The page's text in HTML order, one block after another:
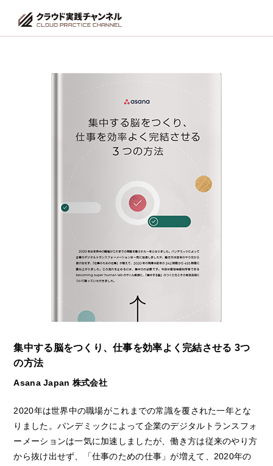
集中する脳をつくり、仕事を効率よく完結させる 3つ
の方法
Asana Japan 株式会社
2020年は世界中の職場がこれまでの常識を覆された一年とな
りました。パンデミックによって企業のデジタルトランスフォ
ーメーションは一気に加速しましたが、働き方は従来のやり方
から抜け出せず、「仕事のための仕事」が増えて、2020年の